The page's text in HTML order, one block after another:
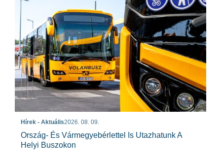
Hírek - Aktuális2026. 08. 09.
Ország- És Vármegyebérlettel Is Utazhatunk A
Helyi Buszokon